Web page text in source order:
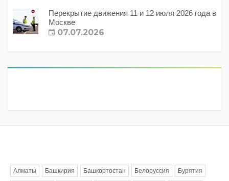
Перекрытие движения 11 и 12 июля 2026 года в
Москве
07.07.2026
Алматы Башкирия Башкортостан Белоруссия Бурятия